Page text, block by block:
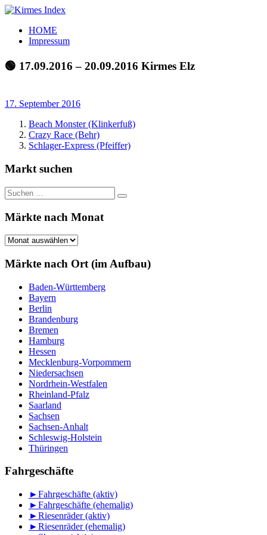
Zum
springen
Kirmes
Index
Tourpläne
der
letzten
HOME
Impressum
🟢 17.09.2016 – 20.09.2016 Kirmes Elz
17. September 2016
Beach Monster (Klinkerfuß)
Crazy Race (Behr)
Schlager-Express (Pfeiffer)
Markt suchen
Suchen
nach:
Suchen
Märkte nach Monat
Märkte
Monat
Märkte nach Ort (im Aufbau)
Baden-Württemberg
Bayern
Berlin
Brandenburg
Bremen
Hamburg
Hessen
Mecklenburg-Vorpommern
Niedersachsen
Nordrhein-Westfalen
Rheinland-Pfalz
Saarland
Sachsen
Sachsen-Anhalt
Schleswig-Holstein
Thüringen
Fahrgeschäfte
►Fahrgeschäfte (aktiv)
►Fahrgeschäfte (ehemalig)
►Riesenräder (aktiv)
►Riesenräder (ehemalig)